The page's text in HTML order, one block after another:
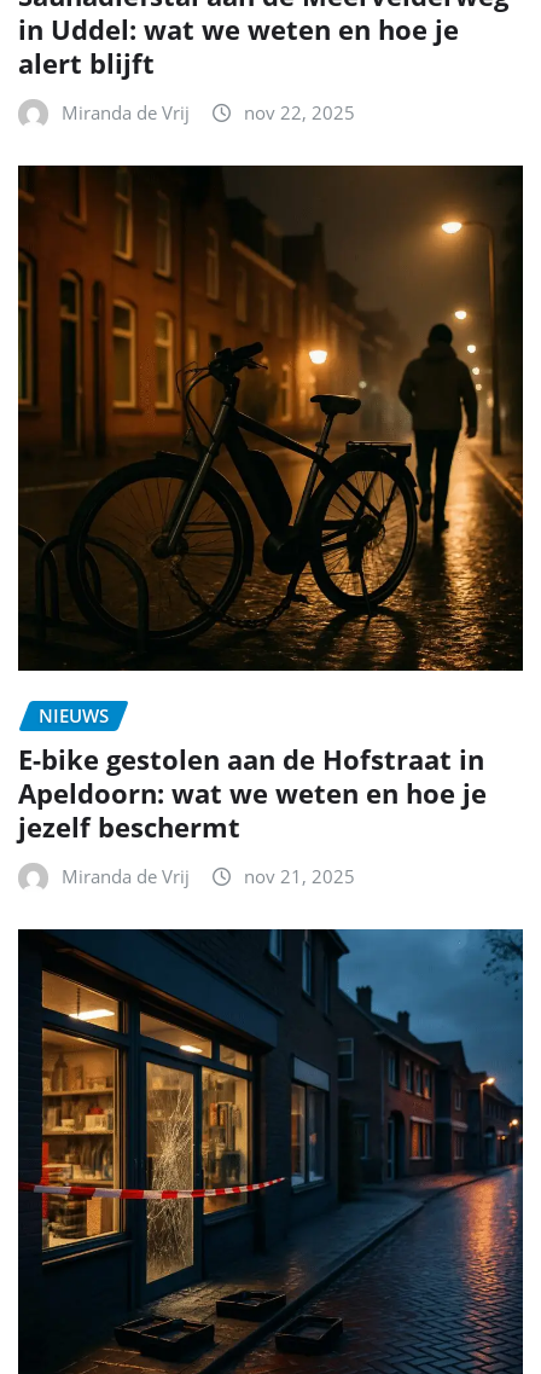
in Uddel: wat we weten en hoe je
alert blijft
Miranda de Vrij nov 22, 2025
NIEUWS
E-bike gestolen aan de Hofstraat in
Apeldoorn: wat we weten en hoe je
jezelf beschermt
Miranda de Vrij nov 21, 2025